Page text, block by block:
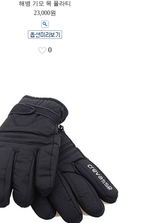
해병 기모 목 폴라티
23,000원
0